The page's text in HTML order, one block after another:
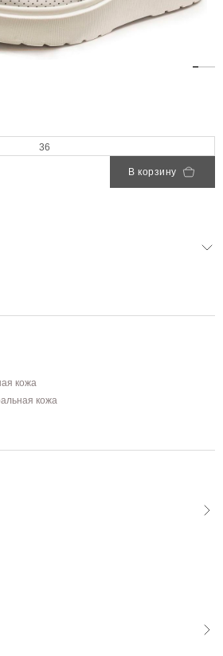
36
В корзину
кожа
кожа